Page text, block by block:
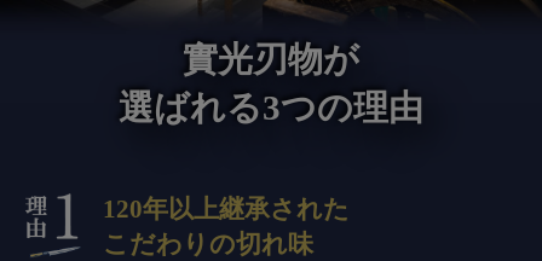
實光刃物が
選ばれる3つの理由
120年以上継承された
こだわりの切れ味